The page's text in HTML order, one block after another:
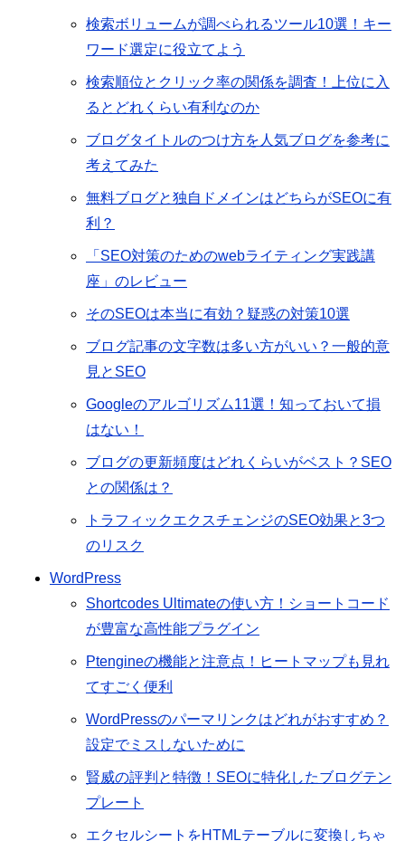
検索ボリュームが調べられるツール10選！キー
ワード選定に役立てよう
検索順位とクリック率の関係を調査！上位に入
るとどれくらい有利なのか
ブログタイトルのつけ方を人気ブログを参考に
考えてみた
無料ブログと独自ドメインはどちらがSEOに有
利？
「SEO対策のためのwebライティング実践講
座」のレビュー
そのSEOは本当に有効？疑惑の対策10選
ブログ記事の文字数は多い方がいい？一般的意
見とSEO
Googleのアルゴリズム11選！知っておいて損
はない！
ブログの更新頻度はどれくらいがベスト？SEO
との関係は？
トラフィックエクスチェンジのSEO効果と3つ
のリスク
WordPress
Shortcodes Ultimateの使い方！ショートコード
が豊富な高性能プラグイン
Ptengineの機能と注意点！ヒートマップも見れ
てすごく便利
WordPressのパーマリンクはどれがおすすめ？
設定でミスしないために
賢威の評判と特徴！SEOに特化したブログテン
プレート
エクセルシートをHTMLテーブルに変換しちゃ